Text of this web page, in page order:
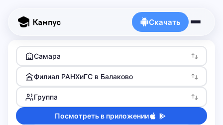
Скачать
Самара
Филиал РАНХиГС в Балаково
Группа
Посмотреть в приложении